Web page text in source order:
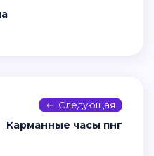
Следующая
Карманные часы пнг